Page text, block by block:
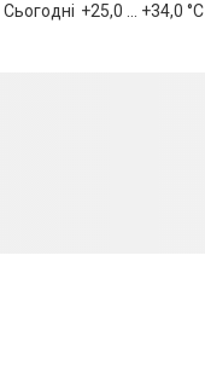
Сьогодні +25,0 ... +34,0 °С